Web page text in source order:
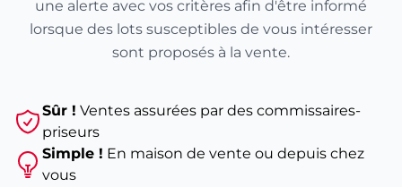
une alerte avec vos critères afin d'être informé
lorsque des lots susceptibles de vous intéresser
sont proposés à la vente.
Sûr ! Ventes assurées par des commissaires-
priseurs
Simple ! En maison de vente ou depuis chez
vous